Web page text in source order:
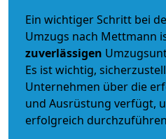
Ein wichtiger Schritt bei
Umzugs nach Mettmann
zuverlässigen
Es ist wichtig,
Unternehmen über die
und Ausrüstung verfügt,
erfolgreich